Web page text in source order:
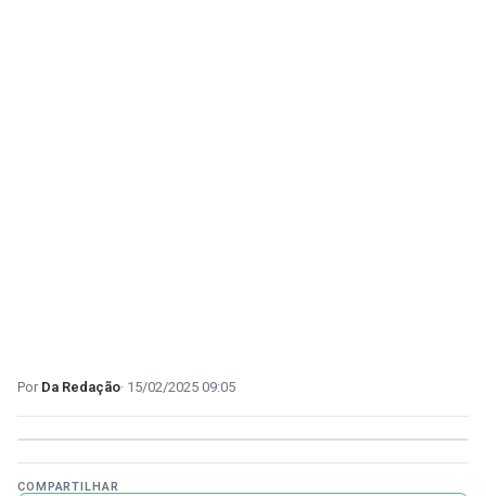
Da Redação 15/02/2025 09:05
COMPARTILHAR